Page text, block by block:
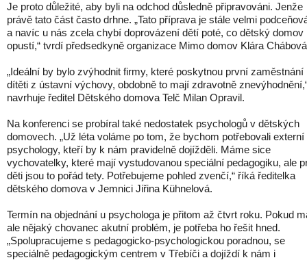
Je proto důležité, aby byli na odchod důsledně připravováni. Jenže
právě tato část často drhne. „Tato příprava je stále velmi
a navíc u nás zcela chybí doprovázení dětí poté, co dětský domov
opustí,“ tvrdí předsedkyně organizace Mimo domov Klára
„Ideální by bylo zvýhodnit firmy, které poskytnou první zaměstnání
dítěti z ústavní výchovy, obdobně to mají zdravotně
navrhuje ředitel Dětského domova Telč Milan Opravil.
Na konferenci se probíral také nedostatek psychologů v dětských
domovech. „Už léta voláme po tom, že bychom potřebovali externí
psychology, kteří by k nám pravidelně dojížděli. Máme sice
vychovatelky, které mají vystudovanou speciální pedagogiku, ale
děti jsou to pořád tety. Potřebujeme pohled zvenčí,“ říká ředitelka
dětského domova v Jemnici Jiřina Kühnelová.
Termín na objednání u psychologa je přitom až čtvrt roku. Pokud
ale nějaký chovanec akutní problém, je potřeba ho řešit hned.
„Spolupracujeme s pedagogicko-psychologickou poradnou, se
speciálně pedagogickým centrem v Třebíči a dojíždí k nám i